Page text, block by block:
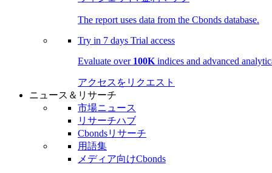
The report uses data from the Cbonds database.
Try in 7 days Trial access
Evaluate over 100K indices and advanced
アクセスをリクエスト
ニュース＆リサーチ
市場ニュース
リサーチハブ
Cbondsリサーチ
用語集
メディア向けCbonds